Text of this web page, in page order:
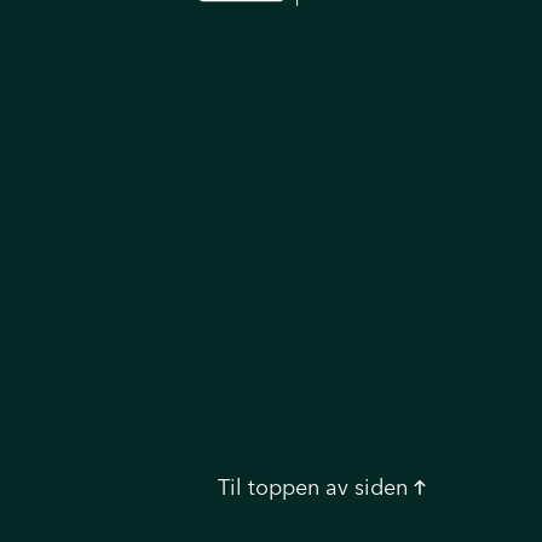
Til toppen av siden